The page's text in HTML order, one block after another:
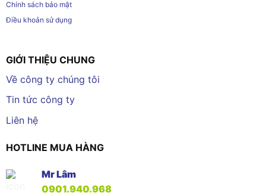
Chính sách bảo mật
Điều khoản sử dụng
GIỚI THIỆU CHUNG
Về công ty chúng tôi
Tin tức công ty
Liên hệ
HOTLINE MUA HÀNG
Mr Lâm
0901.940.968